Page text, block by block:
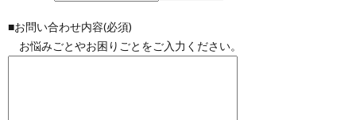
■お問い合わせ内容(必須)
お悩みごとやお困りごとをご入力ください。